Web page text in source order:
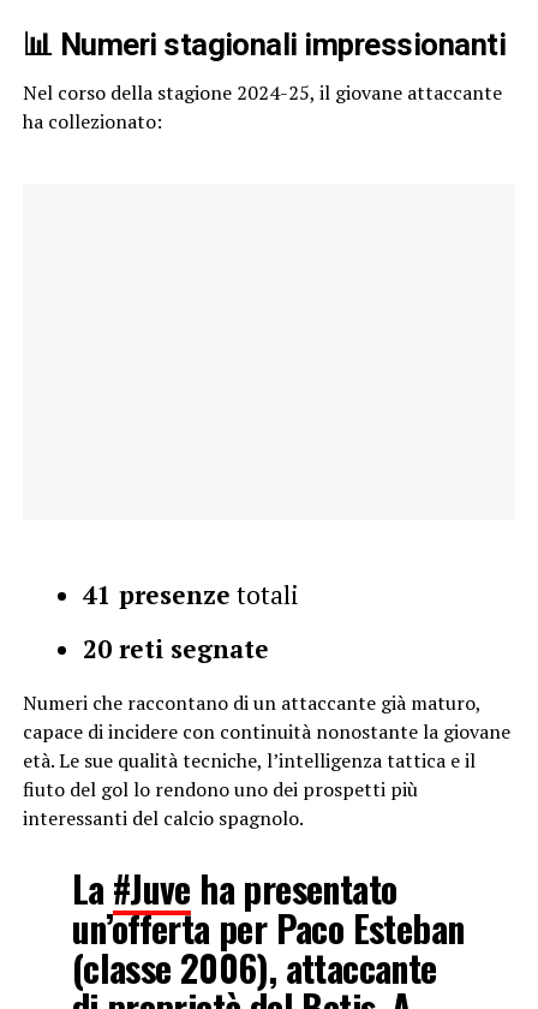
📊 Numeri stagionali impressionanti
Nel corso della stagione 2024-25, il giovane attaccante
ha collezionato:
41 presenze totali
20 reti segnate
Numeri che raccontano di un attaccante già maturo,
capace di incidere con continuità nonostante la giovane
età. Le sue qualità tecniche, l’intelligenza tattica e il
fiuto del gol lo rendono uno dei prospetti più
interessanti del calcio spagnolo.
La #Juve ha presentato
un’offerta per Paco Esteban
(classe 2006), attaccante